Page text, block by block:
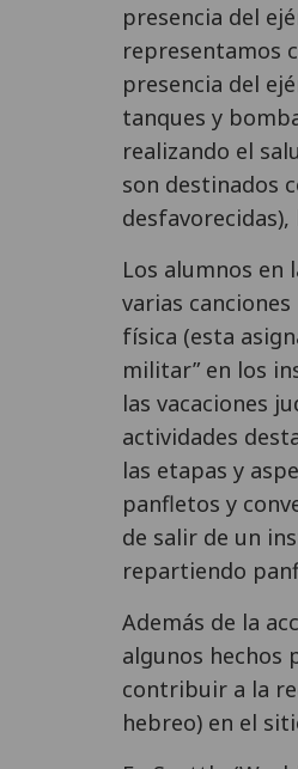
presencia del
representamos
presencia del
tanques y
realizando el
son destinados
Los alumnos en
varias
física (esta
militar” en los
las vacaciones
actividades
las etapas y
panfletos y
de salir de un
repartiendo
Además de la
algunos hechos
contribuir a la
hebreo) en el